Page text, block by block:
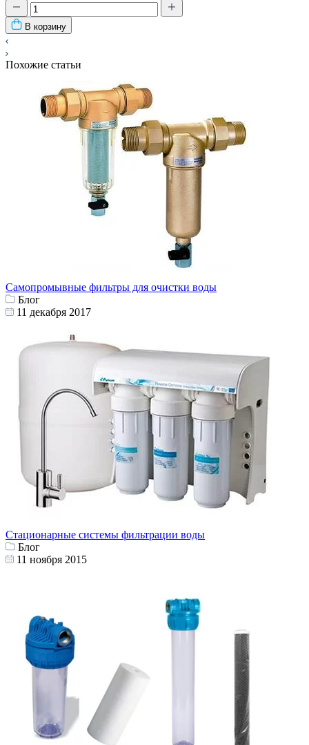
В корзину
Похожие статьи
Самопромывные фильтры для очистки воды
Блог
11 декабря 2017
Стационарные системы фильтрации воды
Блог
11 ноября 2015